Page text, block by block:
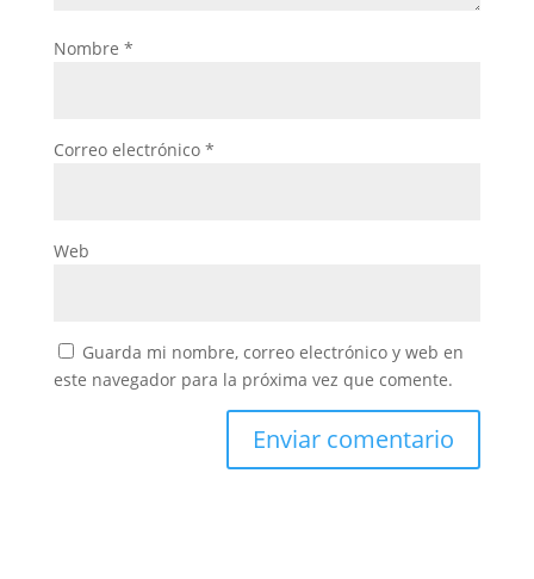
Nombre *
Correo electrónico *
Web
Guarda mi nombre, correo electrónico y web en
este navegador para la próxima vez que comente.